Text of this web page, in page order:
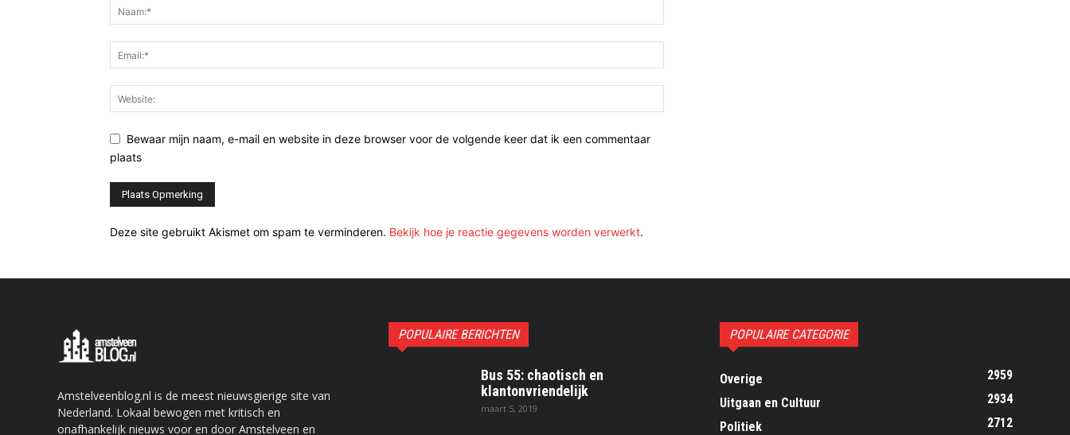
Bewaar mijn naam, e-mail en website in deze browser voor de volgende keer dat ik een commentaar
plaats
Deze site gebruikt Akismet om spam te verminderen. Bekijk hoe je reactie gegevens worden verwerkt.
Amstelveenblog.nl is de meest nieuwsgierige site van
Nederland. Lokaal bewogen met kritisch en
onafhankelijk nieuws voor en door Amstelveen en
POPULAIRE BERICHTEN
Bus 55: chaotisch en
klantonvriendelijk
maart 5, 2019
POPULAIRE CATEGORIE
Overige
2959
Uitgaan en Cultuur
2934
Politiek
2712